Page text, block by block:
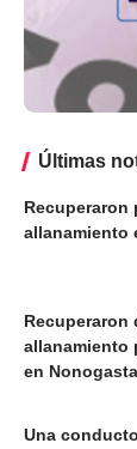
Últimas
Recuperaron
allanamiento
Recuperaron
allanamiento
en Nonogasta
Una